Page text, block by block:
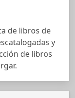
de libros de
y
de libros